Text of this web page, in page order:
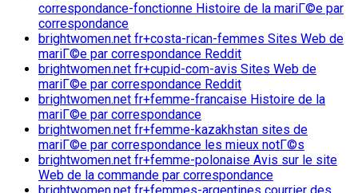
correspondance-fonctionne Histoire de la mariГ©e par
correspondance
brightwomen.net fr+costa-rican-femmes Sites Web de
mariГ©e par correspondance Reddit
brightwomen.net fr+cupid-com-avis Sites Web de
mariГ©e par correspondance Reddit
brightwomen.net fr+femme-francaise Histoire de la
mariГ©e par correspondance
brightwomen.net fr+femme-kazakhstan sites de
mariГ©e par correspondance les mieux notГ©s
brightwomen.net fr+femme-polonaise Avis sur le site
Web de la commande par correspondance